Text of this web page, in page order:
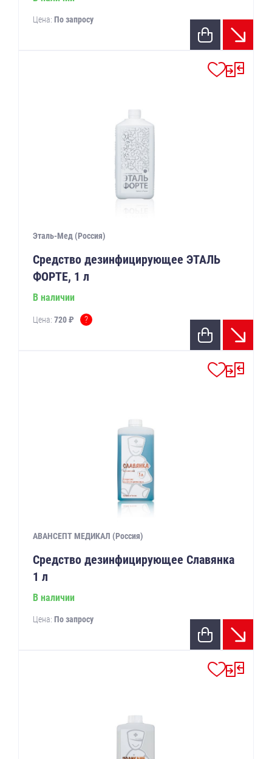
Цена: По запросу
Эталь-Мед (Россия)
Средство дезинфицирующее ЭТАЛЬ
ФОРТЕ, 1 л
В наличии
Цена: 720 ₽ ?
АВАНСЕПТ МЕДИКАЛ (Россия)
Средство дезинфицирующее Славянка
1 л
В наличии
Цена: По запросу